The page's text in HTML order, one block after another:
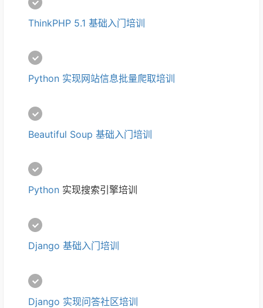
ThinkPHP 5.1 基础入门培训
Python 实现网站信息批量爬取培训
Beautiful Soup 基础入门培训
Python 实现搜索引擎培训
Django 基础入门培训
Django 实现问答社区培训